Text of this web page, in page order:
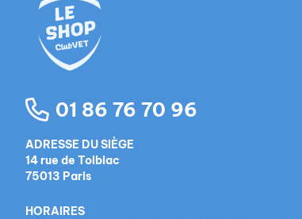
01 86 76 70 96
ADRESSE DU SIÈGE
14 rue de Tolbiac
75013 Paris
HORAIRES